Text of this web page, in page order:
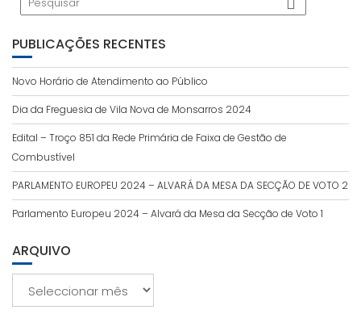
PUBLICAÇÕES RECENTES
Novo Horário de Atendimento ao Público
Dia da Freguesia de Vila Nova de Monsarros 2024
Edital – Troço 851 da Rede Primária de Faixa de Gestão de
Combustível
PARLAMENTO EUROPEU 2024 – ALVARÁ DA MESA DA SECÇÃO DE VOTO 2
Parlamento Europeu 2024 – Alvará da Mesa da Secção de Voto 1
ARQUIVO